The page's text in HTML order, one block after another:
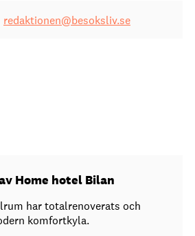
redaktionen@besoksliv.se
Home hotel Bilan
har totalrenoverats och
komfortkyla.